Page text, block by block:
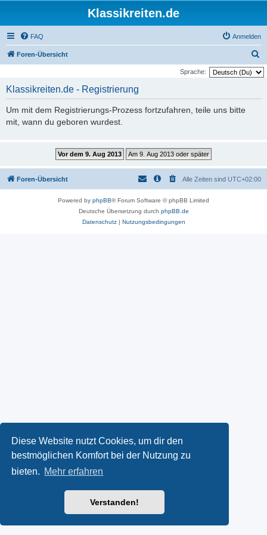
Diese Website nutzt Cookies, um dir den
bestmöglichen Komfort bei der Nutzung zu
bieten. Mehr erfahren
Verstanden!
Klassikreiten.de
FAQ Anmelden
Foren-Übersicht
u
Sprache:
Klassikreiten.de - Registrierung
Um mit dem Registrierungs-Prozess fortzufahren, teile uns bitte
mit, wann du geboren wurdest.
Foren-Übersicht Alle Zeiten sind UTC+02:00
Powered by phpBB® Forum Software © phpBB Limited
Deutsche Übersetzung durch phpBB.de
Datenschutz| Nutzungsbedingungen